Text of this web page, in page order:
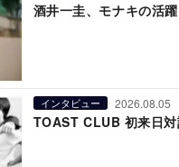
酒井一圭、モナキの活
インタビュー 2026.08.05
TOAST CLUB 初来日